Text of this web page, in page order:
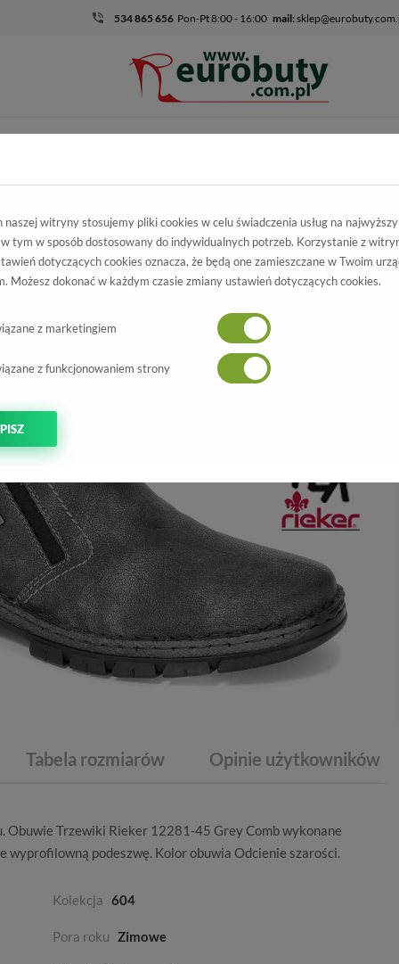
534 865 656 Pon-Pt 8:00 - 16:00 mail:
Rieker
45 Grey Comb
Tabela rozmiarów Opinie użytkowników
Obuwie Trzewiki Rieker 12281-45 Grey Comb wykonane
wyprofilowną podeszwę. Kolor obuwia Odcienie szarości.
Kolekcja 604
Pora roku Zimowe
naszej witryny stosujemy pliki cookies w celu świadczenia usług na
tym w sposób dostosowany do indywidualnych potrzeb. Korzystanie z
dotyczących cookies oznacza, że będą one zamieszczane w Twoim
Możesz dokonać w każdym czasie zmiany ustawień dotyczących cookies.
z marketingiem
z funkcjonowaniem strony